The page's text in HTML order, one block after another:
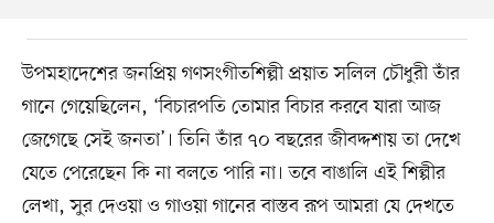
উপমহাদেশের জনপ্রিয় গণসংগীতশিল্পী প্রয়াত সলিল চৌধুরী তাঁর
গানে গেয়েছিলেন, ‘বিচারপতি তোমার বিচার করবে যারা আজ
জেগেছে সেই জনতা’। তিনি তাঁর ৭০ বছরের জীবদ্দশায় তা দেখে
যেতে পেরেছেন কি না বলতে পারি না। তবে বাঙালি এই শিল্পীর
লেখা, সুর দেওয়া ও গাওয়া গানের বাস্তব রূপ আমরা যে দেখতে